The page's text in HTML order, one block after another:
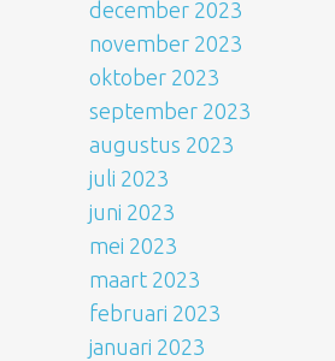
december 2023
november 2023
oktober 2023
september 2023
augustus 2023
juli 2023
juni 2023
mei 2023
maart 2023
februari 2023
januari 2023